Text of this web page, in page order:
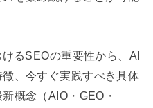
るSEOの重要性から、AI
、今すぐ実践すべき具体
概念（AIO・GEO・